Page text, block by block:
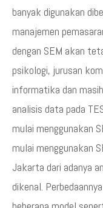
banyak digunakan
manajemen
dengan SEM akan
psikologi, jurusan
informatika dan
analisis data pada
mulai menggunakan
mulai menggunakan
Jakarta dari adanya
dikenal.